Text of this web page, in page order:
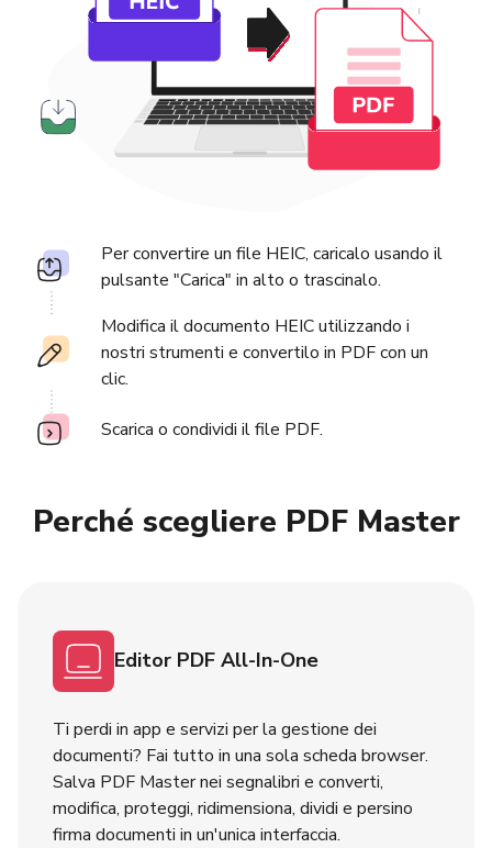
Per convertire un file HEIC, caricalo usando il
pulsante "Carica" in alto o trascinalo.
Modifica il documento HEIC utilizzando i
nostri strumenti e convertilo in PDF con un
clic.
Scarica o condividi il file PDF.
Perché scegliere PDF Master
Editor PDF All-In-One
Ti perdi in app e servizi per la gestione dei
documenti? Fai tutto in una sola scheda browser.
Salva PDF Master nei segnalibri e converti,
modifica, proteggi, ridimensiona, dividi e persino
firma documenti in un'unica interfaccia.